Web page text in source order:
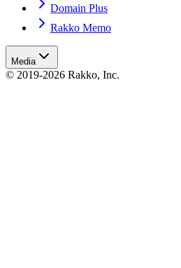
Domain Plus
Rakko Memo
Media
© 2019-2026 Rakko, Inc.